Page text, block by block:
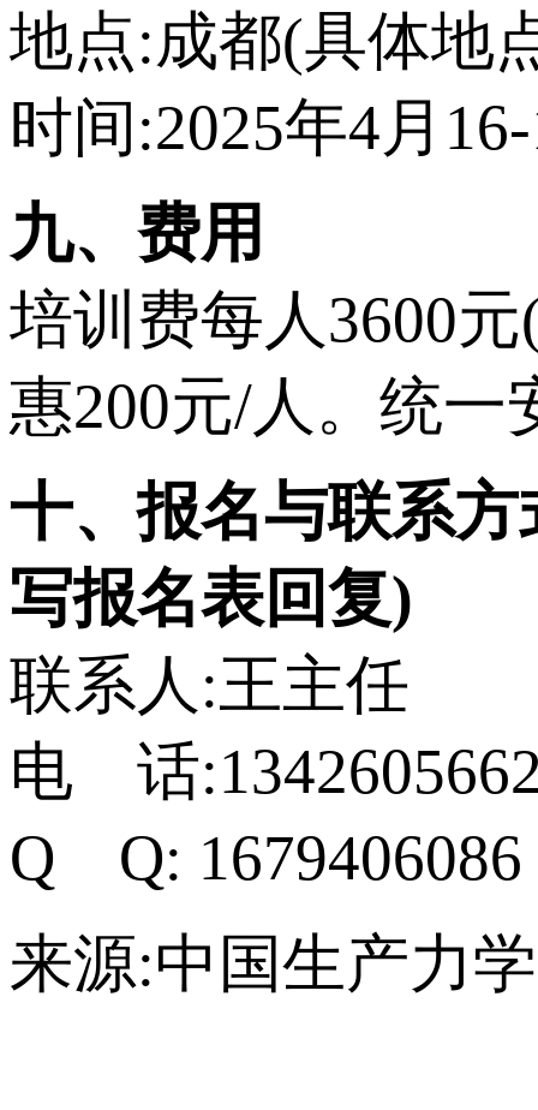
地点:成都(具体地
时间:2025年4月
九、费用
培训费每人3600
惠200元/人。统一
十、报名与联系
写报名表回复)
联系人:王主任
电 话
Q Q:
来源:中国生产力